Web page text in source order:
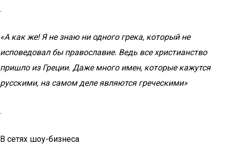
.
«А как же! Я не знаю ни одного грека, который не
исповедовал бы православие. Ведь все христианство
пришло из Греции. Даже много имен, которые кажутся
русскими, на самом деле являются греческими»
.
В сетях шоу-бизнеса